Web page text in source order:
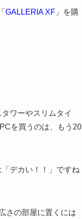
GALLERIA XF 」を購
ワーやスリムタイ
を買うのは、もう20
デカい！！」ですね
さの部屋に置くには